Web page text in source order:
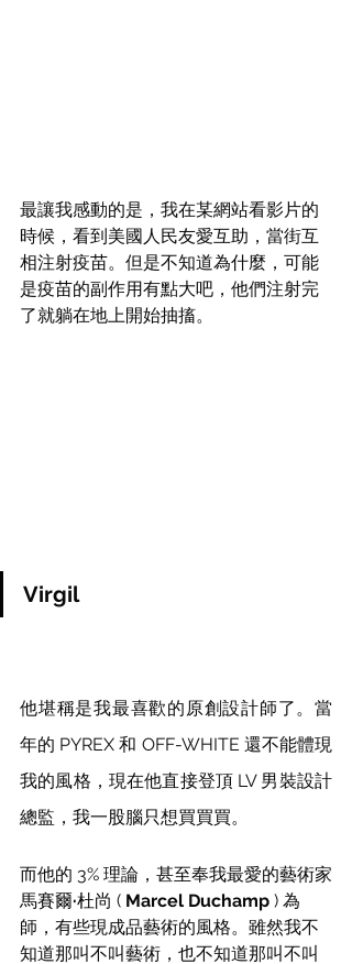
最讓我感動的是，我在某網站看影片的
時候，看到美國人民友愛互助，當街互
相注射疫苗。但是不知道為什麼，可能
是疫苗的副作用有點大吧，他們注射完
了就躺在地上開始抽搐。
Virgil
他堪稱是我最喜歡的原創設計師了。當
年的 PYREX 和 OFF-WHITE 還不能體現
我的風格，現在他直接登頂 LV 男裝設計
總監，我一股腦只想買買買。
而他的 3% 理論，甚至奉我最愛的藝術家
馬賽爾·杜尚 ( Marcel Duchamp ) 為
師，有些現成品藝術的風格。雖然我不
知道那叫不叫藝術，也不知道那叫不叫